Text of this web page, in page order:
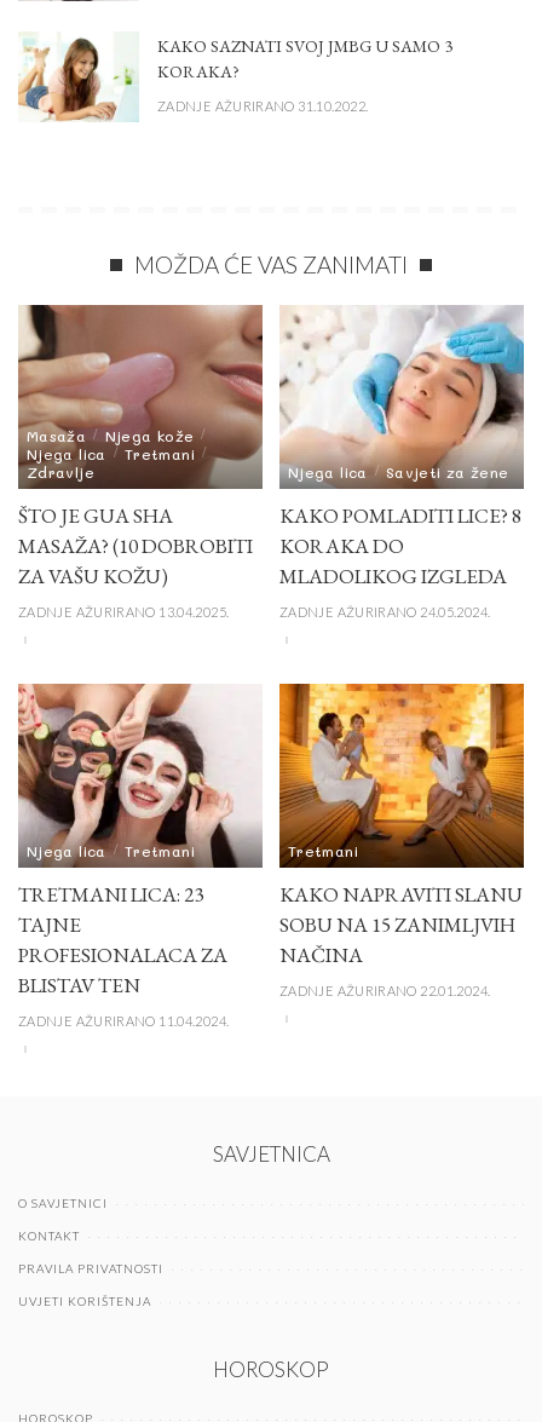
KAKO SAZNATI SVOJ JMBG U SAMO 3
KORAKA?
ZADNJE AŽURIRANO 31.10.2022.
MOŽDA ĆE VAS ZANIMATI
Masaža
Njega kože
Njega lica
Tretmani
Zdravlje
ŠTO JE GUA SHA
MASAŽA? (10 DOBROBITI
ZA VAŠU KOŽU)
ZADNJE AŽURIRANO 13.04.2025.
Njega lica Savjeti za žene
KAKO POMLADITI LICE? 8
KORAKA DO
MLADOLIKOG IZGLEDA
ZADNJE AŽURIRANO 24.05.2024.
Njega lica Tretmani
TRETMANI LICA: 23
TAJNE
PROFESIONALACA ZA
BLISTAV TEN
ZADNJE AŽURIRANO 11.04.2024.
Tretmani
KAKO NAPRAVITI SLANU
SOBU NA 15 ZANIMLJVIH
NAČINA
ZADNJE AŽURIRANO 22.01.2024.
SAVJETNICA
O SAVJETNICI
KONTAKT
PRAVILA PRIVATNOSTI
UVJETI KORIŠTENJA
HOROSKOP
HOROSKOP